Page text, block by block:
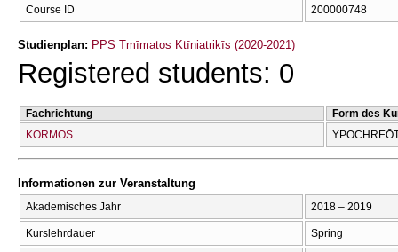
Course ID 200000748
Studienplan: PPS Tmīmatos Ktīniatrikīs (2020-2021)
Registered students: 0
Fachrichtung
Form des
KORMOS
Informationen zur Veranstaltung
Akademisches Jahr 2018 – 2019
Kurslehrdauer Spring